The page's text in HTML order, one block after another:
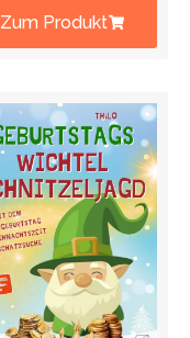
Zum Produkt